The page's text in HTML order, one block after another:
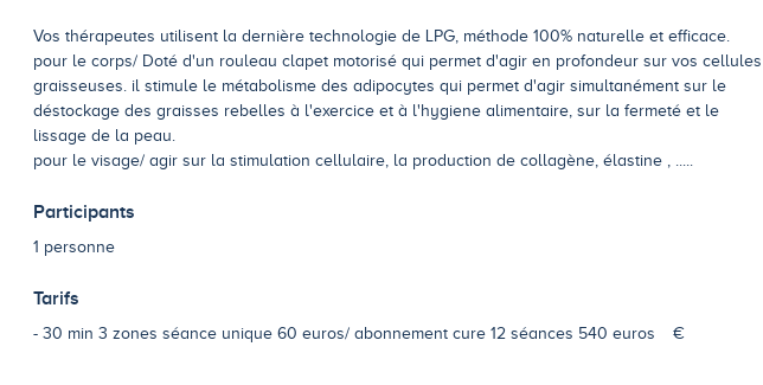
Vos thérapeutes utilisent la dernière technologie de LPG, méthode 100% naturelle et efficace.
pour le corps/ Doté d'un rouleau clapet motorisé qui permet d'agir en profondeur sur vos cellules
graisseuses. il stimule le métabolisme des adipocytes qui permet d'agir simultanément sur le
déstockage des graisses rebelles à l'exercice et à l'hygiene alimentaire, sur la fermeté et le
lissage de la peau.
pour le visage/ agir sur la stimulation cellulaire, la production de collagène, élastine , .....
Participants
1 personne
Tarifs
30 min 3 zones séance unique 60 euros/ abonnement cure 12 séances 540 euros €